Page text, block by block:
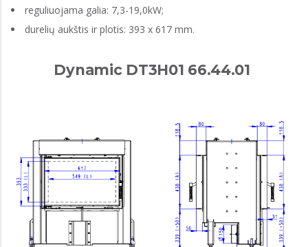
reguliuojama galia: 7,3-19,0kW;
durelių aukštis ir plotis: 393 x 617 mm.
Dynamic DT3H01 66.44.01